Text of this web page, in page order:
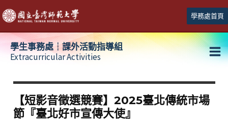
跳
至
主
學務處首頁
學生事務處┆課外活動指導組
Extracurricular Activities
【短影音徵選競賽】2025臺北傳統市場
節『臺北好市宣傳大使』